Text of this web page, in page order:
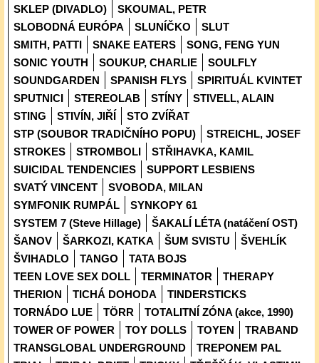
SKLEP (DIVADLO)
SKOUMAL, PETR
SLOBODNÁ EURÓPA
SLUNÍČKO
SLUT
SMITH, PATTI
SNAKE EATERS
SONG, FENG YUN
SONIC YOUTH
SOUKUP, CHARLIE
SOULFLY
SOUNDGARDEN
SPANISH FLYS
SPIRITUÁL KVINTET
SPUTNICI
STEREOLAB STÍNY
STIVELL, ALAIN
STING
STIVÍN, JIŘÍ
STO ZVÍŘAT
STP (SOUBOR TRADIČNÍHO POPU)
STREICHL, JOSEF
STROKES
STROMBOLI
STŘIHAVKA, KAMIL
SUICIDAL TENDENCIES
SUPPORT LESBIENS
SVATÝ VINCENT
SVOBODA, MILAN
SYMFONIK RUMPÁL
SYNKOPY 61
SYSTEM 7 (Steve Hillage)
ŠAKALÍ LÉTA (natáčení OST)
ŠANOV
ŠARKOZI, KATKA ŠUM SVISTU
ŠVEHLÍK
ŠVIHADLO
TANGO
TATA BOJS
TEEN LOVE SEX DOLL
TERMINATOR
THERAPY
THERION
TICHÁ DOHODA
TINDERSTICKS
TORNÁDO LUE
TÖRR
TOTALITNÍ ZÓNA (akce, 1990)
TOWER OF POWER
TOY DOLLS TOYEN
TRABAND
TRANSGLOBAL UNDERGROUND
TREPONEM PAL